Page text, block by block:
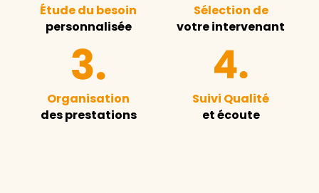
Étude du besoin
personnalisée
Sélection de
votre intervenant
Organisation
des prestations
Suivi Qualité
et écoute